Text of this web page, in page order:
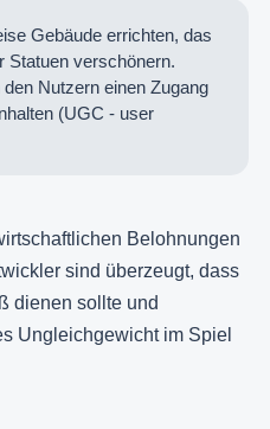
Gebäude errichten, das
Statuen verschönern.
Nutzern einen Zugang
(UGC - user
Belohnungen
sind überzeugt, dass
dienen sollte und
Ungleichgewicht im Spiel